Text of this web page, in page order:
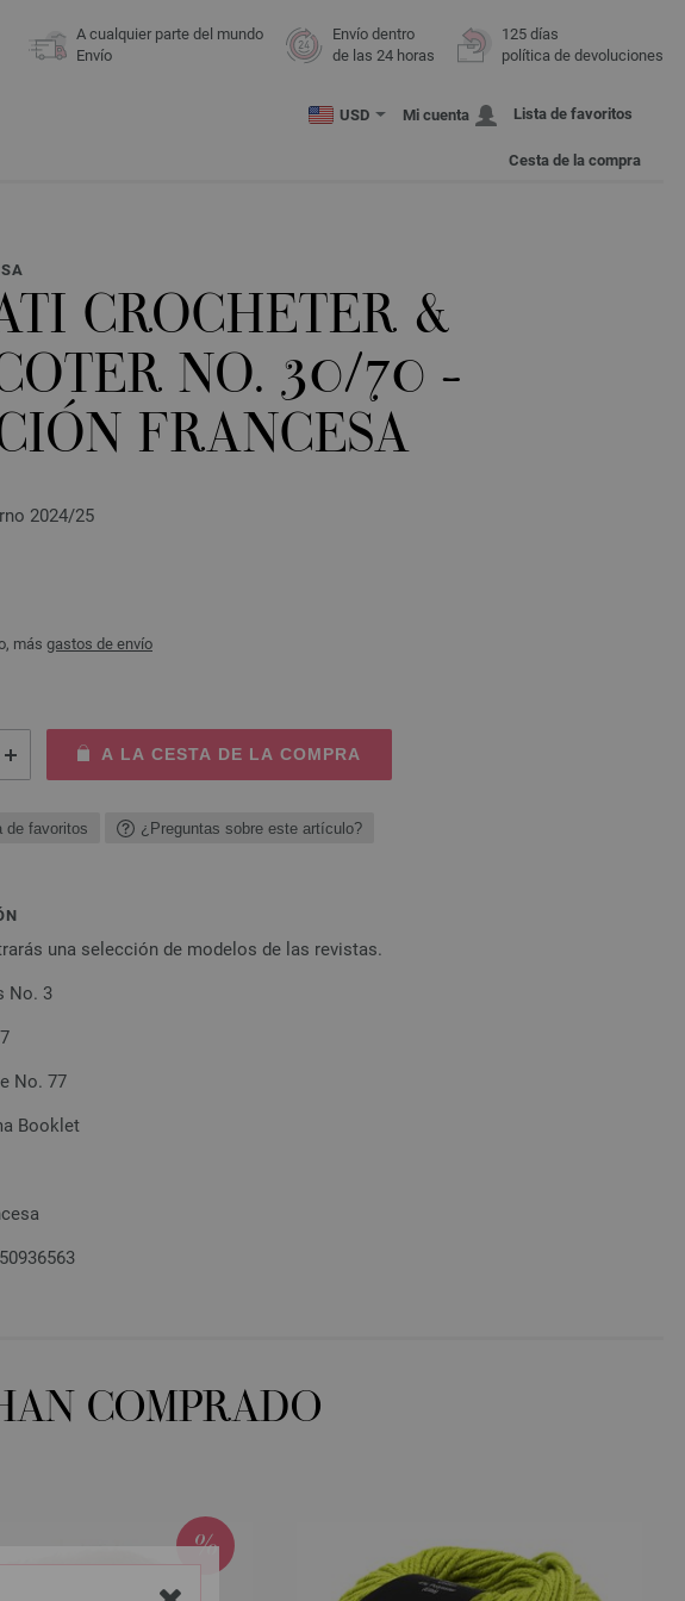
A cualquier parte del mundo
Envío
Envío dentro
de las 24 horas
125 días
política de devoluciones
USD Mi cuenta Lista de favoritos
Cesta de la compra
CROCHETER &
NO. 30/70 -
FRANCESA
2024/25
más gastos de envío
A LA CESTA DE LA COMPRA
de favoritos ¿Preguntas sobre este artículo?
una selección de modelos de las revistas.
No. 3
No. 77
Booklet
COMPRADO